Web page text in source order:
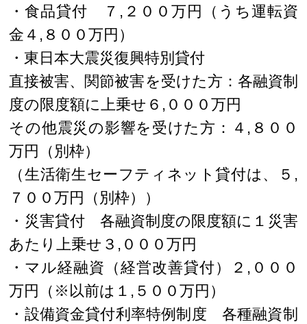
・食品貸付 ７,２００万円（うち運転資
金４,８００万円）
・東日本大震災復興特別貸付
直接被害、関節被害を受けた方：各融資制
度の限度額に上乗せ６,０００万円
その他震災の影響を受けた方：４,８００
万円（別枠）
（生活衛生セーフティネット貸付は、５,
７００万円（別枠））
・災害貸付 各融資制度の限度額に１災害
あたり上乗せ３,０００万円
・マル経融資（経営改善貸付）２,０００
万円（※以前は１,５００万円）
・設備資金貸付利率特例制度 各種融資制